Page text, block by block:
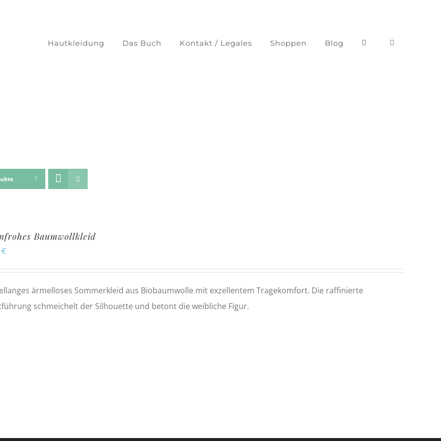
Hautkleidung Das Buch Kontakt / Legales Shoppen Blog
Baumwollkleid
€
ärmelloses Sommerkleid aus Biobaumwolle mit exzellentem Tragekomfort. Die raffinierte
schmeichelt der Silhouette und betont die weibliche Figur.